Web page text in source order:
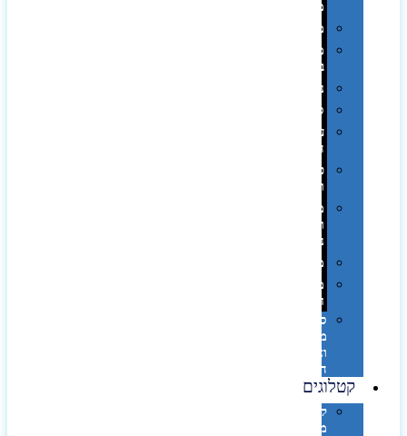
מפתחות
משחקים
מתנה
בפחית
נסיעות
ספורט
על
השולחן…
פינוק
וספא
מזוודות
ותיקי
נסיעות
מטריות
מוצרי
חוף
סביבת
מחשב
וציוד
היקפי
קטלוגים
קטלוג
מוצרי